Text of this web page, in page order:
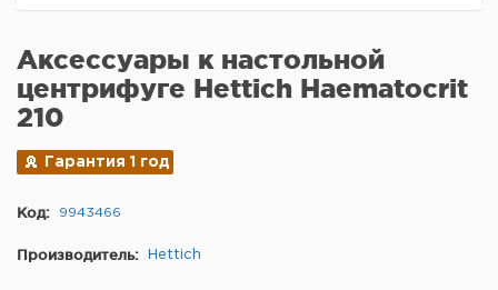
Аксессуары к настольной
центрифуге Hettich Haematocrit
210
Гарантия 1 год
Код: 9943466
Производитель: Hettich